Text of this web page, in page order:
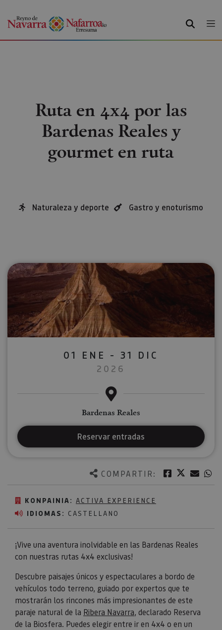
BILATU
Ruta en 4x4 por las
Bardenas Reales y
gourmet en ruta
Naturaleza y deporte Gastro y enoturismo
COMPARTIR: Facebook
Twitter
KONPAINIA: ACTIVA EXPERIENCE
IDIOMAS: CASTELLANO
¡Vive una aventura inolvidable en las Bardenas Reales
con nuestras rutas 4x4 exclusivas!
Descubre paisajes únicos y espectaculares a bordo de
vehículos todo terreno, guiado por expertos que te
mostrarán los rincones más impresionantes de este
paraje natural de la Ribera Navarra, declarado Reserva
de la Biosfera. Puedes elegir entre ir en 4x4 o en un
01 ENE - 31 DIC
2026
Bardenas Reales
Reservar entradas